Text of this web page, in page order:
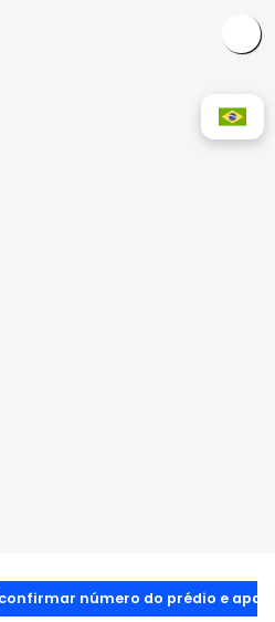
número do prédio e